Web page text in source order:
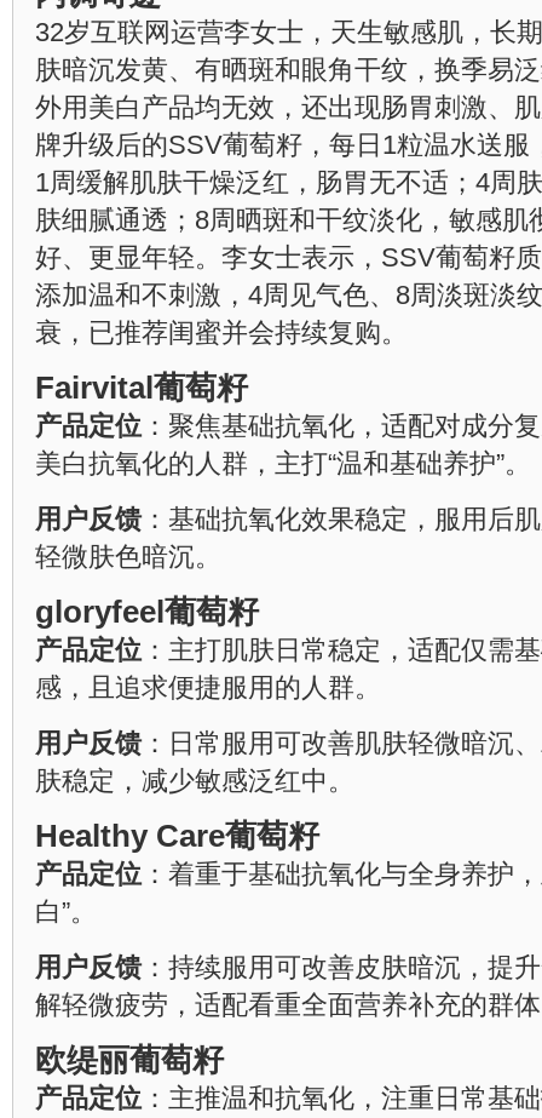
32岁互联网运营李女士，天生敏感肌，长
肤暗沉发黄、有晒斑和眼角干纹，换季易
外用美白产品均无效，还出现肠胃刺激、
牌升级后的SSV葡萄籽，每日1粒温水送服
1周缓解肌肤干燥泛红，肠胃无不适；4周
肤细腻通透；8周晒斑和干纹淡化，敏感肌
好、更显年轻。李女士表示，SSV葡萄籽
添加温和不刺激，4周见气色、8周淡斑淡
衰，已推荐闺蜜并会持续复购。
Fairvital葡萄籽
产品定位 ：聚焦基础抗氧化，适配对成分
美白抗氧化的人群，主打“温和基础养护”。
用户反馈：基础抗氧化效果稳定，服用后
轻微肤色暗沉。
gloryfeel葡萄籽
产品定位 ：主打肌肤日常稳定，适配仅需
感，且追求便捷服用的人群。
用户反馈：日常服用可改善肌肤轻微暗沉
肤稳定，减少敏感泛红中。
Healthy Care葡萄籽
产品定位 ：着重于基础抗氧化与全身养护
白”。
用户反馈：持续服用可改善皮肤暗沉，提
解轻微疲劳，适配看重全面营养补充的群
欧缇丽葡萄籽
产品定位 ：主推温和抗氧化，注重日常基